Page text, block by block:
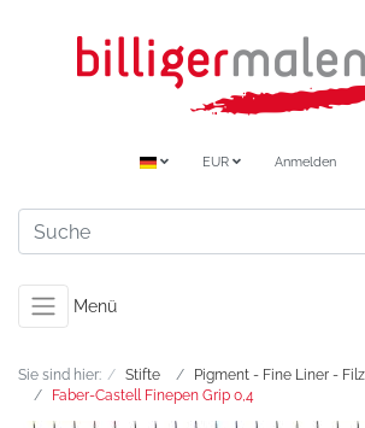
EUR Anmelden
Menü
Sie sind hier: Stifte
Pigment - Fine Liner -
Faber-Castell Finepen Grip 0,4